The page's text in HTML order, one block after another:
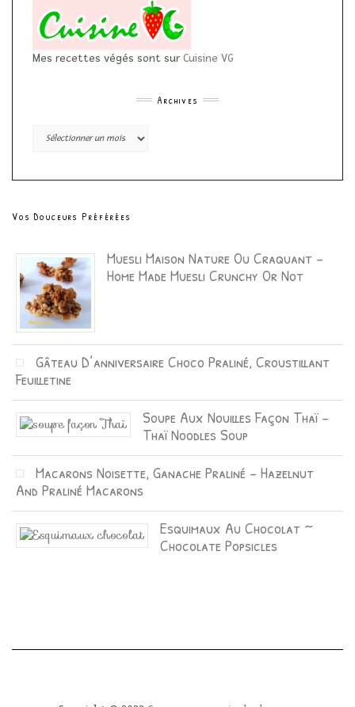
Mes recettes végés sont sur Cuisine VG
Archives
Archives
Vos Douceurs Préférées
Muesli Maison Nature Ou Craquant –
Home Made Muesli Crunchy Or Not
Gâteau D’anniversaire Choco Praliné, Croustillant
Feuilletine
Soupe Aux Nouilles Façon Thaï –
Thaï Noodles Soup
Macarons Noisette, Ganache Praliné – Hazelnut
And Praliné Macarons
Esquimaux Au Chocolat ~
Chocolate Popsicles